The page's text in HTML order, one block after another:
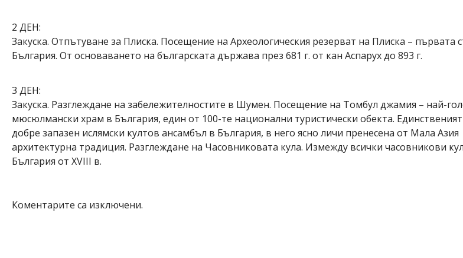
2 ДЕН:
Закуска. Отпътуване за Плиска. Посещение на Археологическия резерват на Плиска – първата
България. От основаването на българската държава през 681 г. от кан Аспарух до 893 г.
3 ДЕН:
Закуска. Разглеждане на забележителностите в Шумен. Посещение на Томбул джамия – най-
мюсюлмански храм в България, един от 100-те национални туристически обекта.
добре запазен ислямски култов ансамбъл в България, в него ясно личи пренесена от Мала Азия
архитектурна традиция. Разглеждане на Часовниковата кула. Измежду всички часовникови
България от XVIII в.
Коментарите са изключени.